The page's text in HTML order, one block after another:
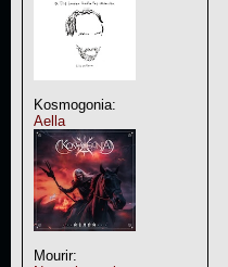
Kosmogonia:
Aella
Mourir: